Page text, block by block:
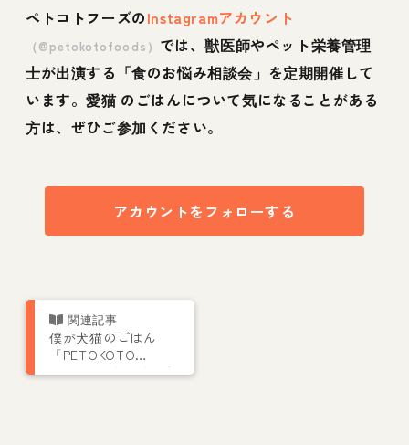
ペトコトフーズのInstagramアカウント
（@petokotofoods） では、獣医師やペット栄養管理
士が出演する「食のお悩み相談会」を定期開催して
います。愛猫 のごはんについて気になることがある
方は、ぜひご参加ください。
アカウントをフォローする
僕が犬猫のごはん
「PETOKOTO
FOODS」をつくった